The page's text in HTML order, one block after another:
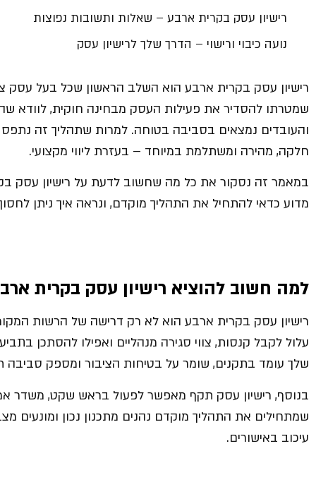
רישיון עסק בקרית ארבע – שאלות ותשובות נפוצות
נועה כיבוי ורישוי – הדרך שלך לרישיון עסק
רישיון עסק בקרית ארבע הוא השלב הראשון שכל בעל עסק
שמטרתו להסדיר את פעילות העסק מבחינה חוקית, לוודא
והעובדים נמצאים בסביבה בטוחה. למרות שתהליך זה נתפס
חלקה, מהירה ומשתלמת במיוחד – בעזרת ליווי מקצועי.
במאמר זה נסקור את כל מה שחשוב לדעת על רישיון עסק
מדוע כדאי להתחיל את התהליך מוקדם, ונראה איך ניתן לחסוך
למה חשוב להוציא רישיון עסק בקרית
רישיון עסק בקרית ארבע הוא לא רק דרישה של הרשות
עלול לקבל קנסות, צווי סגירה מנהליים ואפילו להסתכן
שלך עומד בתקנים, שומר על בטיחות הציבור ומספק סביבה
בנוסף, רישיון עסק תקף מאפשר לפעול בראש שקט, משדר
שמתחילים את התהליך מוקדם נהנים מתכנון נכון ומונעים
עיכוב באישורים.